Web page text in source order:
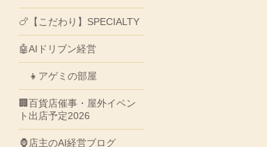
🍗【こだわり】SPECIALTY
🤖AIドリブン経営
👧アゲミの部屋
🏢百貨店催事・屋外イベン
ト出店予定2026
🦍店主のAI経営ブログ